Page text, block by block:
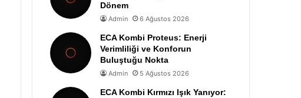
Dönem
Admin 6 Ağustos 2026
ECA Kombi Proteus: Enerji
Verimliliği ve Konforun
Buluştuğu Nokta
Admin 5 Ağustos 2026
ECA Kombi Kırmızı Işık Yanıyor: